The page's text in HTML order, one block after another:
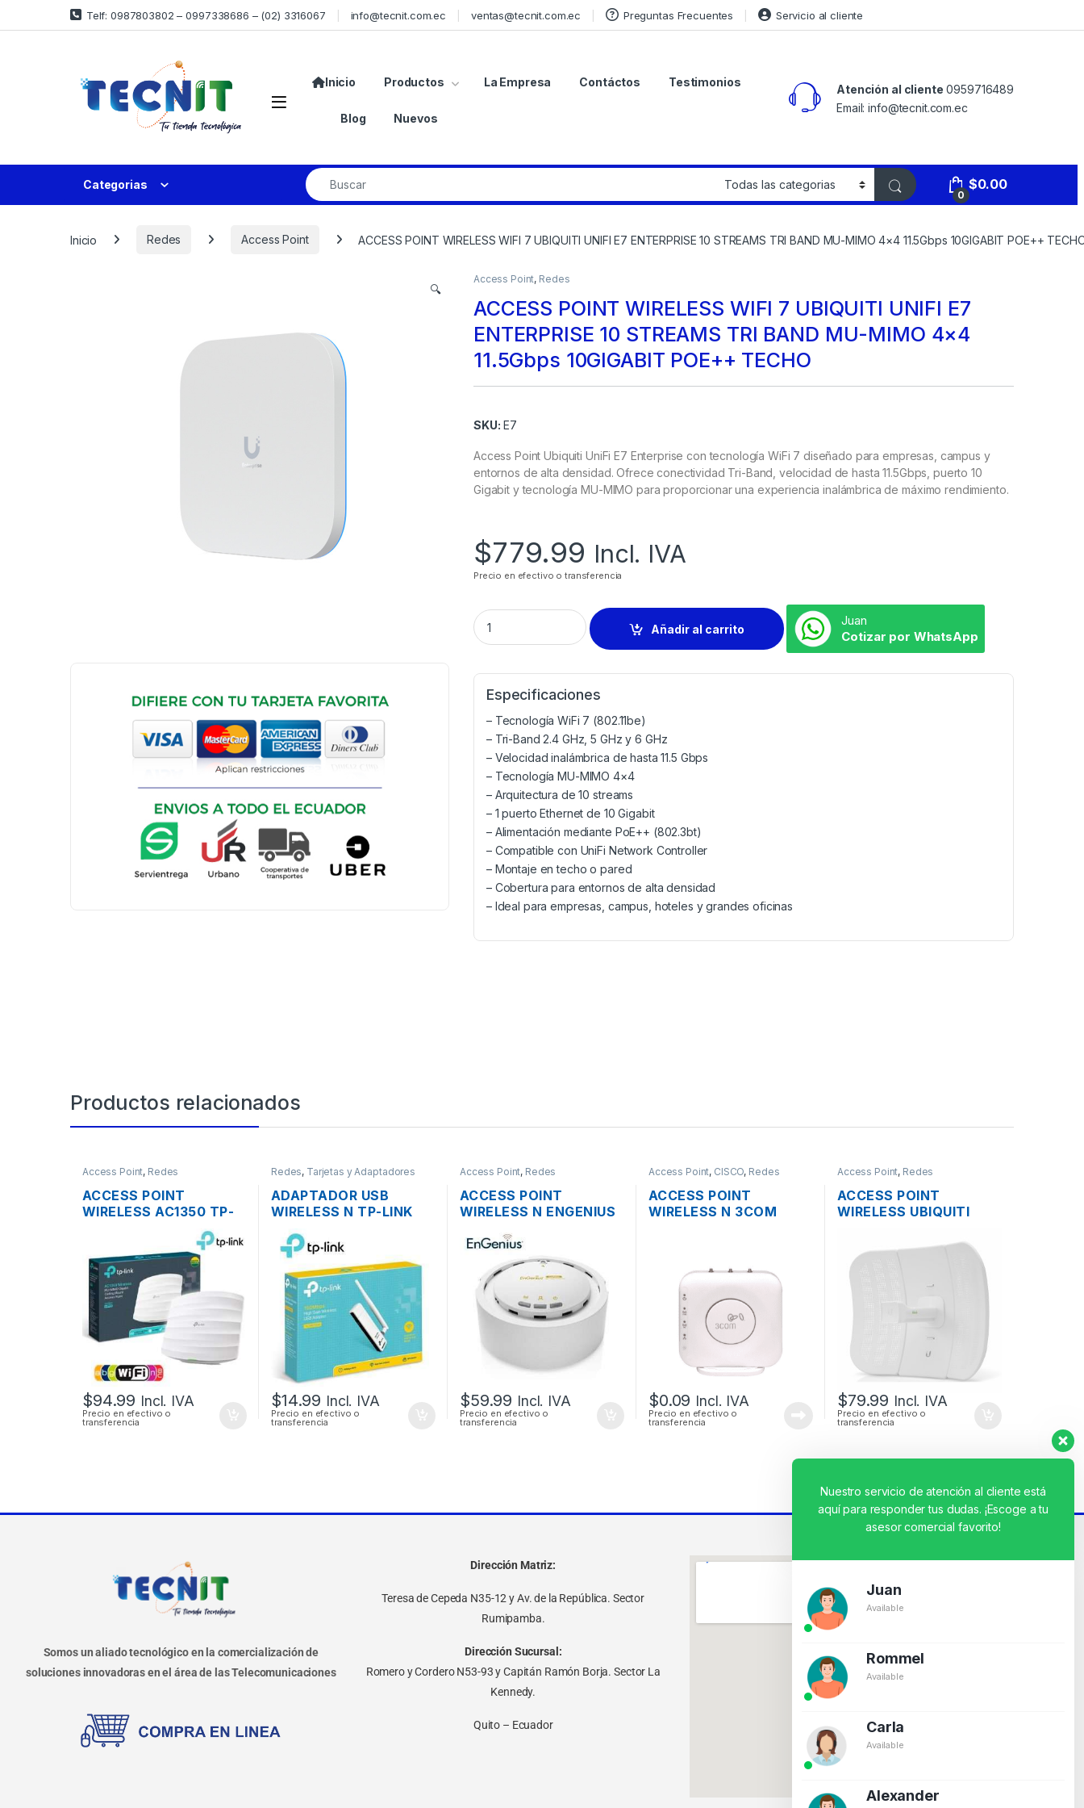
Telf: 0987803802 – 0997338686 – (02) 3316067 info@tecnit.com.ec ventas@tecnit.com.ec Preguntas Frecuentes Servicio al cliente
Inicio Productos La Empresa Contáctos Testimonios
Blog Nuevos
Atención al cliente 0959716489
Email: info@tecnit.com.ec
Categorias
0
$0.00
Inicio Redes Access Point ACCESS POINT WIRELESS WIFI 7 UBIQUITI UNIFI E7 ENTERPRISE 10 STREAMS TRI BAND MU-MIMO 4×4 11.5Gbps 10GIGABIT POE++
🔍
Access Point, Redes
ACCESS POINT WIRELESS WIFI 7 UBIQUITI UNIFI E7
ENTERPRISE 10 STREAMS TRI BAND MU-MIMO 4×4
11.5Gbps 10GIGABIT POE++ TECHO
SKU: E7
Access Point Ubiquiti UniFi E7 Enterprise con tecnología WiFi 7 diseñado para empresas, campus y
entornos de alta densidad. Ofrece conectividad Tri-Band, velocidad de hasta 11.5Gbps, puerto 10
Gigabit y tecnología MU-MIMO para proporcionar una experiencia inalámbrica de máximo rendimiento.
$779.99 Incl. IVA
Precio en efectivo o transferencia
Añadir al carrito
Juan
Cotizar por WhatsApp
Especificaciones
– Tecnología WiFi 7 (802.11be)
– Tri-Band 2.4 GHz, 5 GHz y 6 GHz
– Velocidad inalámbrica de hasta 11.5 Gbps
– Tecnología MU-MIMO 4×4
– Arquitectura de 10 streams
– 1 puerto Ethernet de 10 Gigabit
– Alimentación mediante PoE++ (802.3bt)
– Compatible con UniFi Network Controller
– Montaje en techo o pared
– Cobertura para entornos de alta densidad
– Ideal para empresas, campus, hoteles y grandes oficinas
Productos relacionados
Access Point, Redes
ACCESS POINT
WIRELESS AC1350 TP-
LINK EAP225 DUAL
BAND 1350MBPS
GIGABIT SOPORTA POE
MONTAJE EN TECHO
$94.99 Incl. IVA
Precio en efectivo o
transferencia
Redes, Tarjetas y Adaptadores
ADAPTADOR USB
WIRELESS N TP-LINK
ANTENA ALTA
GANANCIA
$14.99 Incl. IVA
Precio en efectivo o
transferencia
Access Point, Redes
ACCESS POINT
WIRELESS N ENGENIUS
300MBPS + POE
$59.99 Incl. IVA
Precio en efectivo o
transferencia
Access Point, CISCO, Redes
ACCESS POINT
WIRELESS N 3COM
$0.09 Incl. IVA
Precio en efectivo o
transferencia
Access Point, Redes
ACCESS POINT
WIRELESS UBIQUITI
23 AIRMAX 5GHZ 23DBI
316MW + POE
OUTDOOR
$79.99 Incl. IVA
Precio en efectivo o
transferencia
Somos un aliado tecnológico en la comercialización de
soluciones innovadoras en el área de las Telecomunicaciones
Dirección Matriz:
Teresa de Cepeda N35-12 y Av. de la República. Sector
Rumipamba.
Dirección Sucursal:
Romero y Cordero N53-93 y Capitán Ramón Borja. Sector La
Kennedy.
Quito – Ecuador
Nuestro servicio de atención al cliente está
aquí para responder tus dudas. ¡Escoge a tu
asesor comercial favorito!
Juan
Available
Rommel
Available
Carla
Available
Alexander